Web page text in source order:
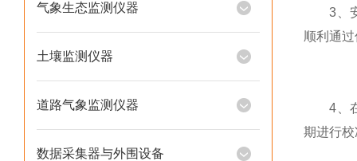
气象生态监测仪器
土壤监测仪器
道路气象监测仪器
数据采集器与外围设备
3、安
顺利通
4、在
期进行